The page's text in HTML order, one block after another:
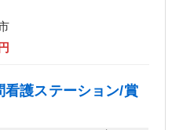
看護ステーション/賞